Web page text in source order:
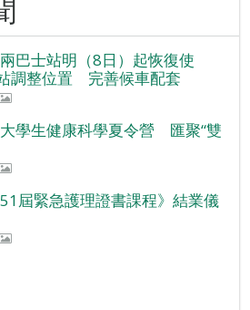
巴士站明（8日）起恢復使
調整位置 完善候車配套
學生健康科學夏令營 匯聚“雙
屆緊急護理證書課程》結業儀